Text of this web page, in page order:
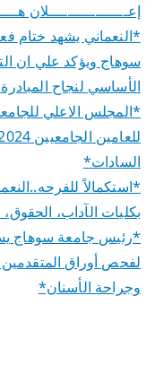
إعـــــــــــــــــلان
*النعماني يشهد ختام
سوهاج ويؤكد علي ان
الأساسي لنجاح
*المجلس الاعلي
السادات*
بكليات الآداب،
*رئيس جامعة سوهاج
لفحص أوراق
وجراحة الأسنان*